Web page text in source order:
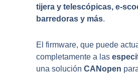
tijera y telescópicas, e-
barredoras y más.
El firmware, que puede
completamente a las
una soluciónCANopen